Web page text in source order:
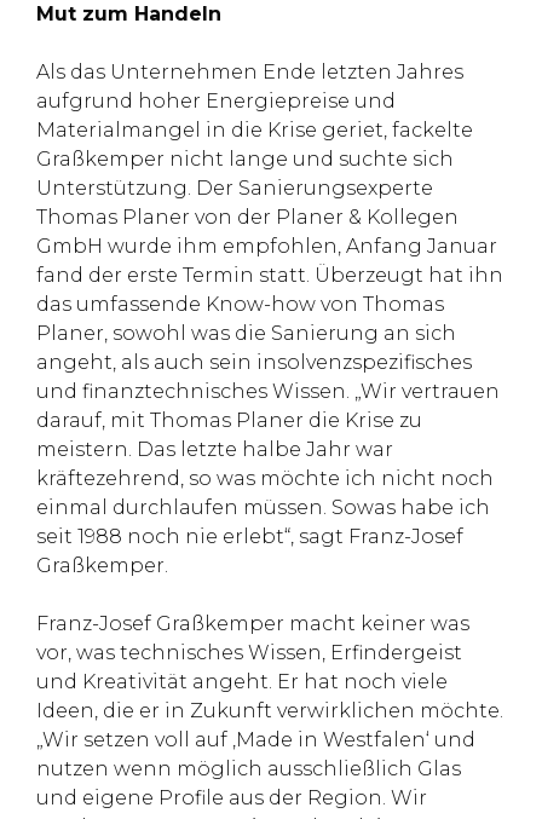
Mut zum Handeln
Als das Unternehmen Ende letzten Jahres
aufgrund hoher Energiepreise und
Materialmangel in die Krise geriet, fackelte
Graßkemper nicht lange und suchte sich
Unterstützung. Der Sanierungsexperte
Thomas Planer von der Planer & Kollegen
GmbH wurde ihm empfohlen, Anfang Januar
fand der erste Termin statt. Überzeugt hat ihn
das umfassende Know-how von Thomas
Planer, sowohl was die Sanierung an sich
angeht, als auch sein insolvenzspezifisches
und finanztechnisches Wissen. „Wir vertrauen
darauf, mit Thomas Planer die Krise zu
meistern. Das letzte halbe Jahr war
kräftezehrend, so was möchte ich nicht noch
einmal durchlaufen müssen. Sowas habe ich
seit 1988 noch nie erlebt“, sagt Franz-Josef
Graßkemper.
Franz-Josef Graßkemper macht keiner was
vor, was technisches Wissen, Erfindergeist
und Kreativität angeht. Er hat noch viele
Ideen, die er in Zukunft verwirklichen möchte.
„Wir setzen voll auf ‚Made in Westfalen‘ und
nutzen wenn möglich ausschließlich Glas
und eigene Profile aus der Region. Wir